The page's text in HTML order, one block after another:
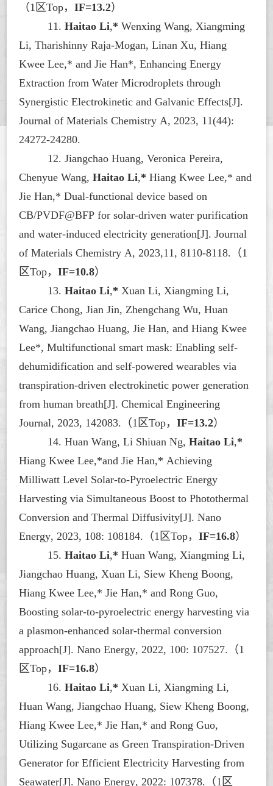
（1区Top，IF=13.2）
11. Haitao Li,* Wenxing Wang, Xiangming
Li, Tharishinny Raja-Mogan, Linan Xu, Hiang
Kwee Lee,* and Jie Han*, Enhancing Energy
Extraction from Water Microdroplets through
Synergistic Electrokinetic and Galvanic Effects[J].
Journal of Materials Chemistry A, 2023, 11(44):
24272-24280.
12. Jiangchao Huang, Veronica Pereira,
Chenyue Wang, Haitao Li,* Hiang Kwee Lee,* and
Jie Han,* Dual-functional device based on
CB/PVDF@BFP for solar-driven water purification
and water-induced electricity generation[J].Journal
of Materials Chemistry A, 2023,11, 8110-8118. （1
区Top，IF=10.8）
13.Haitao Li,* Xuan Li, Xiangming Li,
Carice Chong, Jian Jin, Zhengchang Wu, Huan
Wang, Jiangchao Huang, Jie Han, and Hiang Kwee
Lee*, Multifunctional smart mask: Enabling self-
dehumidification and self-powered wearables via
transpiration-driven electrokinetic power generation
from human breath[J]. Chemical Engineering
Journal, 2023, 142083. （1区Top，IF=13.2）
14. Huan Wang, Li Shiuan Ng,Haitao Li,*
Hiang Kwee Lee,*and Jie Han,* Achieving
Milliwatt Level Solar-to-Pyroelectric Energy
Harvesting via Simultaneous Boost to Photothermal
Conversion and Thermal Diffusivity[J]. Nano
Energy, 2023, 108: 108184. （1区Top，IF=16.8）
15.Haitao Li,* Huan Wang, Xiangming Li,
Jiangchao Huang, Xuan Li, Siew Kheng Boong,
Hiang Kwee Lee,* Jie Han,* and Rong Guo,
Boosting solar-to-pyroelectric energy harvesting via
a plasmon-enhanced solar-thermal conversion
approach[J].Nano Energy, 2022, 100: 107527. （1
区Top，IF=16.8）
16.Haitao Li,* Xuan Li, Xiangming Li,
Huan Wang, Jiangchao Huang, Siew Kheng Boong,
Hiang Kwee Lee,* Jie Han,* and Rong Guo,
Utilizing Sugarcane as Green Transpiration-Driven
Generator for Efficient Electricity Harvesting from
Seawater[J].Nano Energy, 2022: 107378. （1区